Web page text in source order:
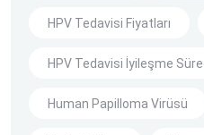
HPV Tedavisi Fiyatları
HPV Tedavisi İyileşme
Human Papilloma Virüsü